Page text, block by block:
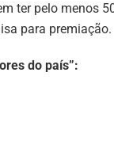
ter pelo menos
para premiação.
do país”: